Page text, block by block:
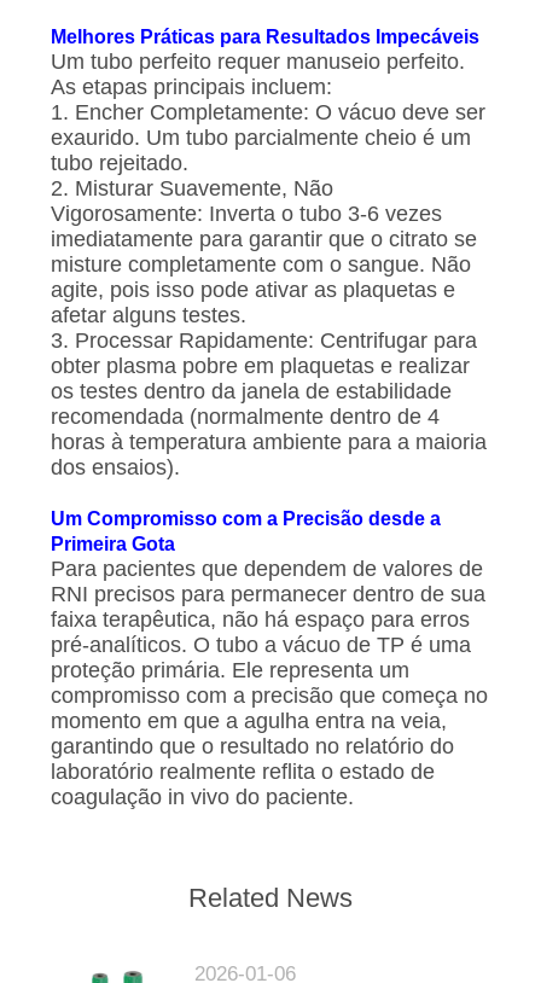
Melhores Práticas para Resultados Impecáveis
Um tubo perfeito requer manuseio perfeito.
As etapas principais incluem:
1. Encher Completamente: O vácuo deve ser
exaurido. Um tubo parcialmente cheio é um
tubo rejeitado.
2. Misturar Suavemente, Não
Vigorosamente: Inverta o tubo 3-6 vezes
imediatamente para garantir que o citrato se
misture completamente com o sangue. Não
agite, pois isso pode ativar as plaquetas e
afetar alguns testes.
3. Processar Rapidamente: Centrifugar para
obter plasma pobre em plaquetas e realizar
os testes dentro da janela de estabilidade
recomendada (normalmente dentro de 4
horas à temperatura ambiente para a maioria
dos ensaios).
Um Compromisso com a Precisão desde a
Primeira Gota
Para pacientes que dependem de valores de
RNI precisos para permanecer dentro de sua
faixa terapêutica, não há espaço para erros
pré-analíticos. O tubo a vácuo de TP é uma
proteção primária. Ele representa um
compromisso com a precisão que começa no
momento em que a agulha entra na veia,
garantindo que o resultado no relatório do
laboratório realmente reflita o estado de
coagulação in vivo do paciente.
Related News
2026-01-06